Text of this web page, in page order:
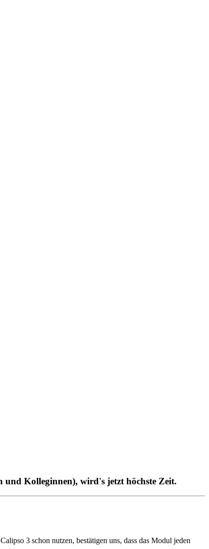
Kolleginnen), wird's jetzt höchste Zeit.
3 schon nutzen, bestätigen uns, dass das Modul jeden